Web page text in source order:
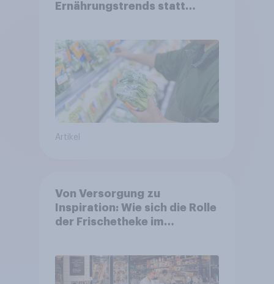
Ernährungstrends statt
Artikel
Von Versorgung zu
Inspiration: Wie sich die Rolle
der Frischetheke im